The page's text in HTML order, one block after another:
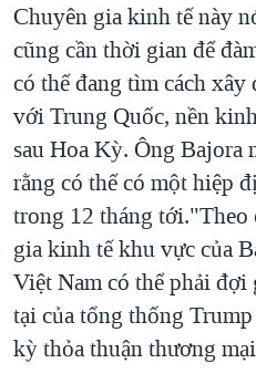
Chuyên gia kinh tế này
cũng cần thời gian để
có thể đang tìm cách xây
với Trung Quốc, nền
sau Hoa Kỳ. Ông
rằng có thể có một hiệp
trong 12 tháng tới."Theo
gia kinh tế khu vực của
Việt Nam có thể phải
tại của tổng thống
kỳ thỏa thuận thương